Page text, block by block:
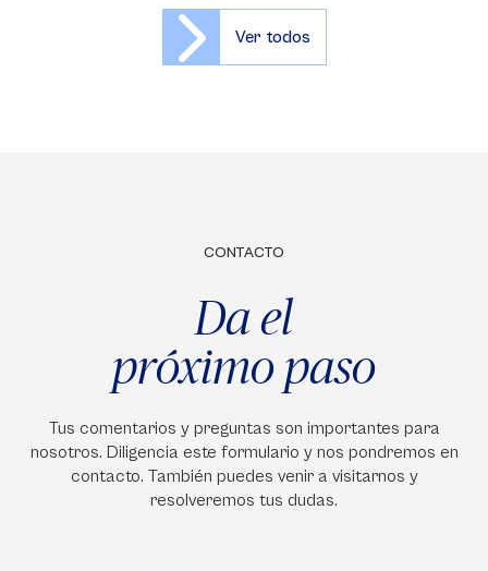
Ver todos
CONTACTO
Da el
próximo paso
Tus comentarios y preguntas son importantes para
nosotros. Diligencia este formulario y nos pondremos en
contacto. También puedes venir a visitarnos y
resolveremos tus dudas.